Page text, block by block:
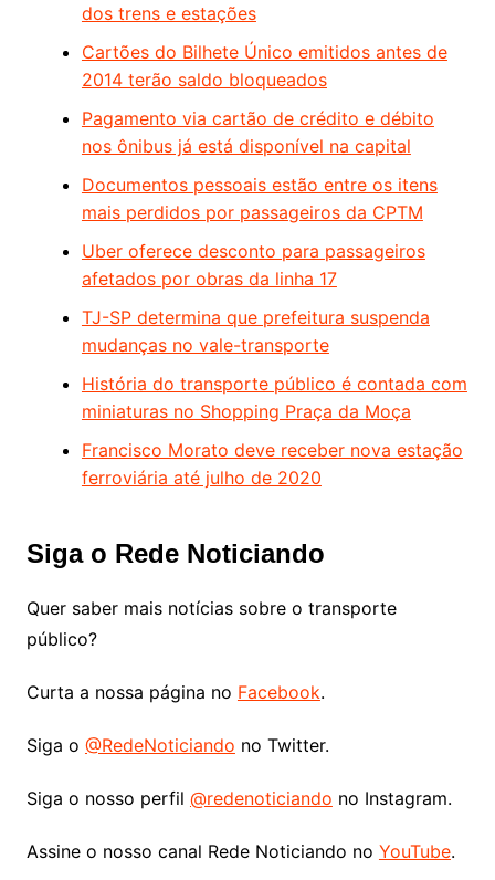
dos trens e estações
Cartões do Bilhete Único emitidos antes de
2014 terão saldo bloqueados
Pagamento via cartão de crédito e débito
nos ônibus já está disponível na capital
Documentos pessoais estão entre os itens
mais perdidos por passageiros da CPTM
Uber oferece desconto para passageiros
afetados por obras da linha 17
TJ-SP determina que prefeitura suspenda
mudanças no vale-transporte
História do transporte público é contada com
miniaturas no Shopping Praça da Moça
Francisco Morato deve receber nova estação
ferroviária até julho de 2020
Siga o Rede Noticiando
Quer saber mais notícias sobre o transporte
público?
Curta a nossa página no Facebook.
Siga o @RedeNoticiando no Twitter.
Siga o nosso perfil @redenoticiando no Instagram.
Assine o nosso canal Rede Noticiando no YouTube.